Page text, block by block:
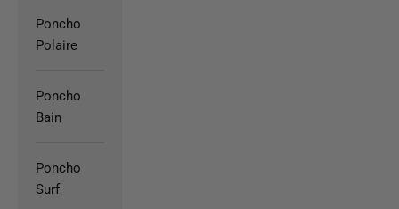
Poncho
Polaire
Poncho
Bain
Poncho
Surf